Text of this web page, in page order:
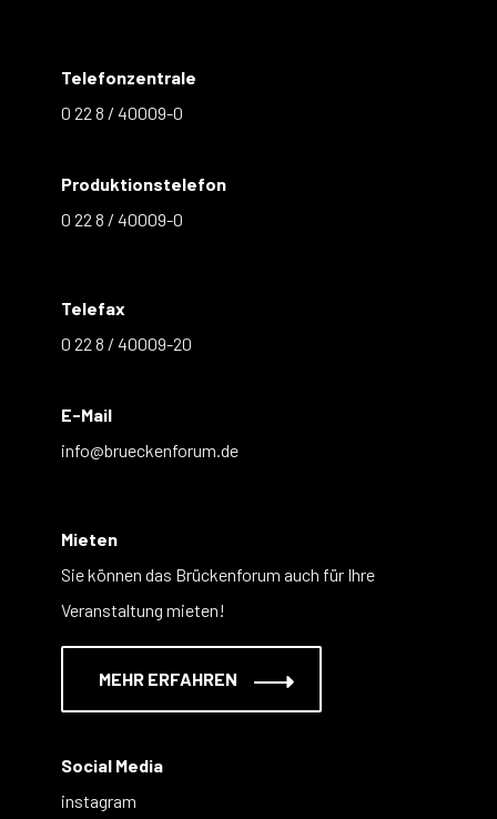
Telefonzentrale
0 22 8 / 40009-0
Produktionstelefon
0 22 8 / 40009-0
Telefax
0 22 8 / 40009-20
E-Mail
info@brueckenforum.de
Mieten
Sie können das Brückenforum auch für Ihre
Veranstaltung mieten!
MEHR ERFAHREN
Social Media
instagram